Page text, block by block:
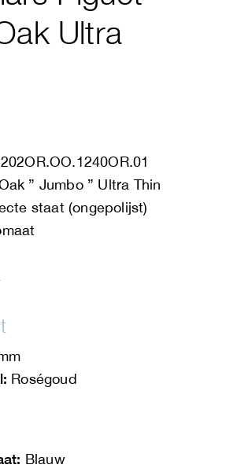
Ultra
” Jumbo ” Ultra Thin
staat (ongepolijst)
Roségoud
Blauw